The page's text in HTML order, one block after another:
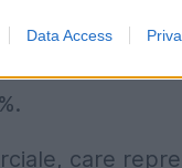
Data Access
verii.
Mai mulți
care